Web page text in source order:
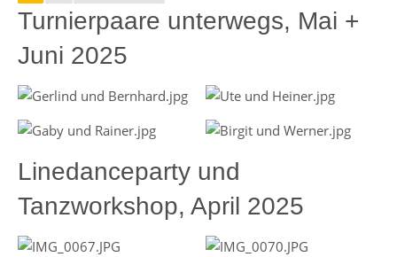
Turnierpaare unterwegs, Mai +
Juni 2025
Linedanceparty und
Tanzworkshop, April 2025